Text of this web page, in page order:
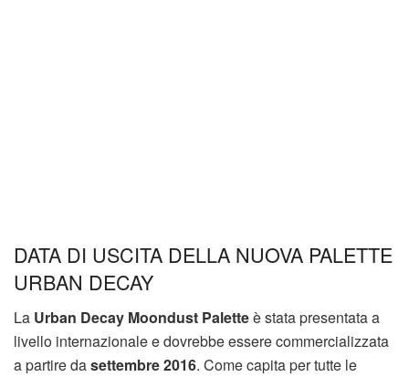
DATA DI USCITA DELLA NUOVA PALETTE
URBAN DECAY
La Urban Decay Moondust Paletteè stata presentata a
livello internazionale e dovrebbe essere commercializzata
a partire dasettembre 2016. Come capita per tutte le